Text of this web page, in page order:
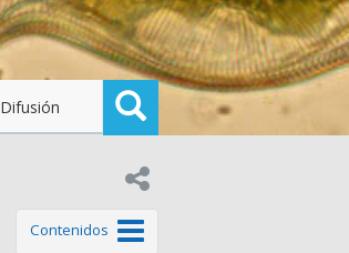
Buscar
Difusión
Compartir en:
Contenidos de este tema